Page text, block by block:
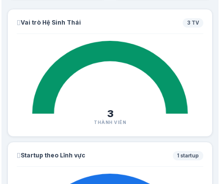
Vai trò Hệ Sinh Thái 3 TV
3
THÀNH VIÊN
Startup theo Lĩnh vực 1 startup